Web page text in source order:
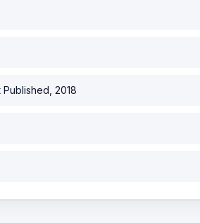
Published, 2018